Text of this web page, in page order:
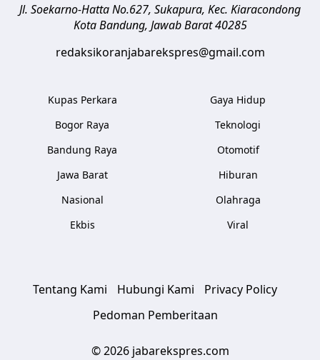
Jl. Soekarno-Hatta No.627, Sukapura, Kec. Kiaracondong
Kota Bandung, Jawab Barat 40285
redaksikoranjabarekspres@gmail.com
Kupas Perkara
Bogor Raya
Bandung Raya
Jawa Barat
Nasional
Ekbis
Gaya Hidup
Teknologi
Otomotif
Hiburan
Olahraga
Viral
Tentang Kami Hubungi Kami
Privacy Policy
Pedoman Pemberitaan
© 2026 jabarekspres.com